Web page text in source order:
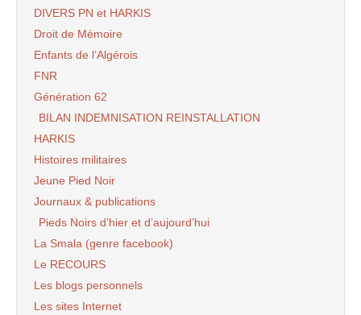
DIVERS PN et HARKIS
Droit de Mémoire
Enfants de l’Algérois
FNR
Génération 62
BILAN INDEMNISATION REINSTALLATION
HARKIS
Histoires militaires
Jeune Pied Noir
Journaux & publications
Pieds Noirs d’hier et d’aujourd’hui
La Smala (genre facebook)
Le RECOURS
Les blogs personnels
Les sites Internet